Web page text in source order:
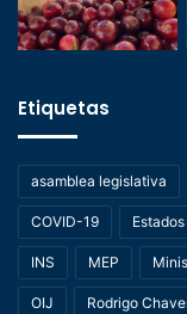
Etiquetas
asamblea legislativa
COVID-19
INS MEP
OIJ Rodrigo